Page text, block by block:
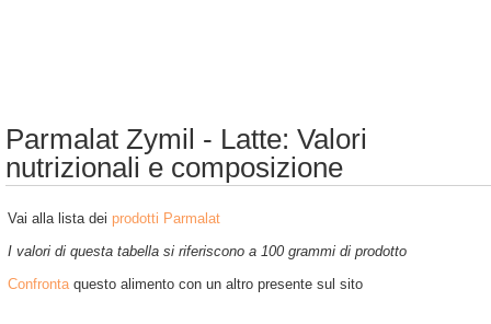
Parmalat Zymil - Latte: Valori
nutrizionali e composizione
Vai alla lista dei prodotti Parmalat
I valori di questa tabella si riferiscono a 100 grammi di prodotto
Confrontaquesto alimento con un altro presente sul sito